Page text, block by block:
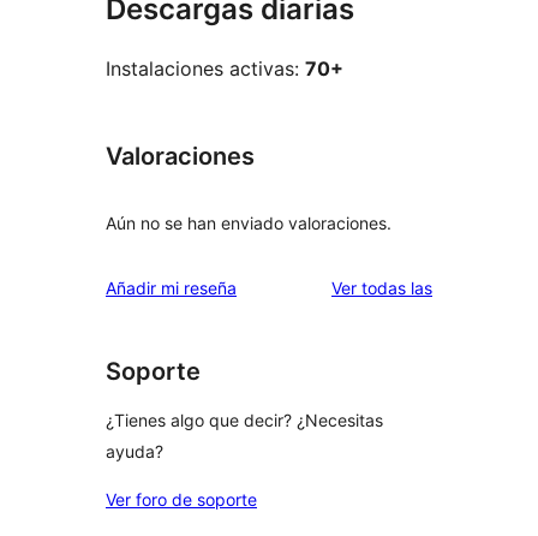
Descargas diarias
Instalaciones activas: 70+
Valoraciones
Aún no se han enviado valoraciones.
Añadir mi reseña Ver todas lasvaloraciones
Soporte
¿Tienes algo que decir? ¿Necesitas
ayuda?
Ver foro de soporte